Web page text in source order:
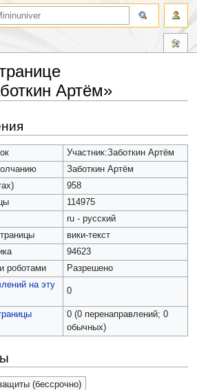
Артём»
Участник:Заботкин Артём
Заботкин Артём
958
114975
ru - русский
вики-текст
94623
роботами
Разрешено
на эту
0
0 (0 перенаправлений; 0
обычных)
(бессрочно)